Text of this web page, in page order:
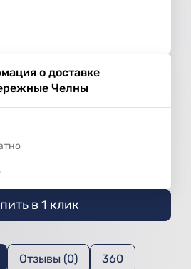
о доставке
Челны
в 1 клик
Отзывы (0) 360